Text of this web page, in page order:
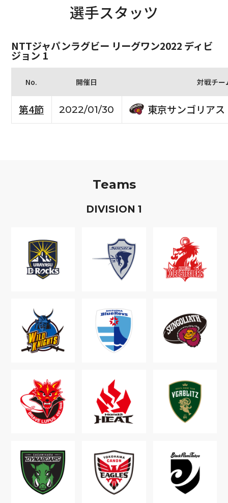
選手スタッツ
NTTジャパンラグビー リーグワン2022 ディビ
ジョン 1
No. 開催日 対戦チー
第4節 2022/01/30 東京サンゴリアス
Teams
DIVISION 1